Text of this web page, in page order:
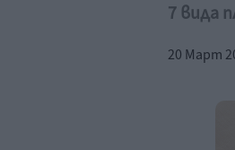
7 вида
20 Март